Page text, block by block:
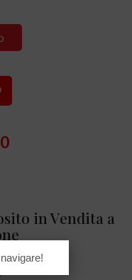
in Vendita a